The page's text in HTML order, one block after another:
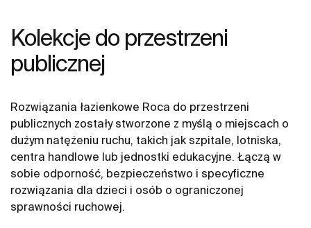
Kolekcje do przestrzeni
publicznej
Rozwiązania łazienkowe Roca do przestrzeni
publicznych zostały stworzone z myślą o miejscach o
dużym natężeniu ruchu, takich jak szpitale, lotniska,
centra handlowe lub jednostki edukacyjne. Łączą w
sobie odporność, bezpieczeństwo i specyficzne
rozwiązania dla dzieci i osób o ograniczonej
sprawności ruchowej.